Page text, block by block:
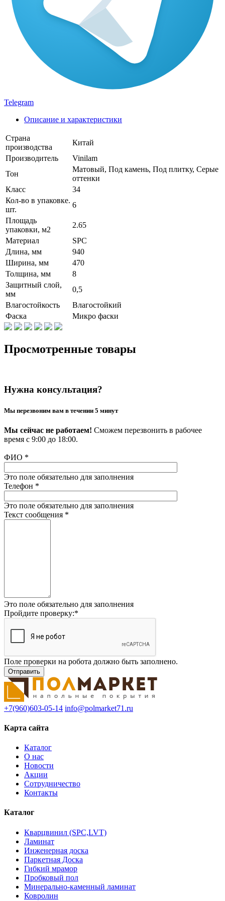
Telegram
Описание и характеристики
Страна
производства
Китай
Производитель
Vinilam
Тон
Матовый, Под камень, Под плитку, Серые
оттенки
Класс
34
Кол-во в упаковке.
шт.
6
Площадь
упаковки, м2
2.65
Материал
SPC
Длина, мм
940
Ширина, мм
470
Толщина, мм
8
Защитный слой,
мм
0,5
Влагостойкость
Влагостойкий
Фаска
Микро фаски
Просмотренные товары
Нужна консультация?
Мы перезвоним вам в течении 5 минут
Мы сейчас не работаем! Сможем перезвонить в рабочее
время с 9:00 до 18:00.
ФИО *
Это поле обязательно для заполнения
Телефон *
Это поле обязательно для заполнения
Текст сообщения *
Это поле обязательно для заполнения
Пройдите проверку:*
Поле проверки на робота должно быть заполнено.
+7(960)603-05-14 info@polmarket71.ru
Карта сайта
Каталог
О нас
Новости
Акции
Сотрудничество
Контакты
Каталог
Кварцвинил (SPC,LVT)
Ламинат
Инженерная доска
Паркетная Доска
Гибкий мрамор
Пробковый пол
Минерально-каменный ламинат
Ковролин